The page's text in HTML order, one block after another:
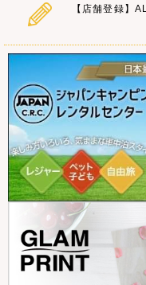
【店舗登録】